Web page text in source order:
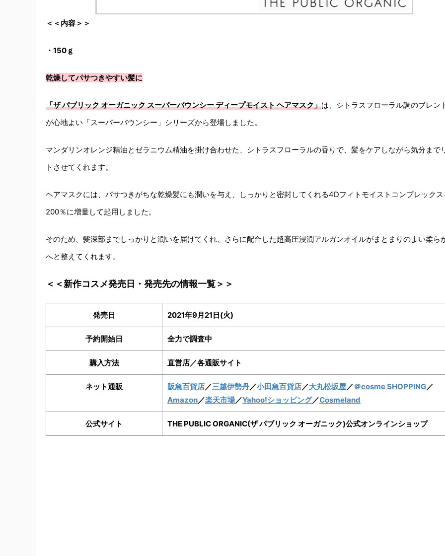
＜＜内容＞＞
・150ｇ
乾燥してパサつきやすい髪に
「ザ パブリック オーガニック スーパーバウンシー ディープモイスト ヘアマスク」は、シトラスフローラル調のブレン
が心地よい「スーパーバウンシー」シリーズから登場しました。
マンダリンオレンジ精油とゼラニウム精油を掛け合わせた、シトラスフローラルの香りで、髪をケアしながら気分まで
トさせてくれます。
ヘアマスクには、パサつきがちな乾燥髪にも潤いを与え、しっかりと密封してくれる4Dフィトモイストコンプレック
200％に増量して起用しました。
そのため、髪深部までしっかりと潤いを届けてくれ、さらに配合した超高圧浸潤アルガンオイルがまとまりのよい柔ら
へと整えてくれます。
＜＜新作コスメ発売日・発売先の情報一覧＞＞
発売日 2021年9月21日(火)
予約開始日 全力で調査中
購入方法 直営店／各通販サイト
ネット通販 阪急百貨店／三越伊勢丹／小田急百貨店／大丸松坂屋／＠cosme SHOPPING／
Amazon／楽天市場／Yahoo!ショッピング／Cosmeland
公式サイト THE PUBLIC ORGANIC(ザ パブリック オーガニック)公式オンラインショップ